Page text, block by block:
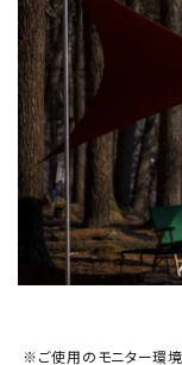
※ご使用のモニター環